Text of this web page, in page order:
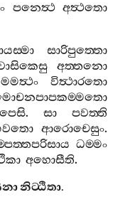
පනෙත්‍ථ අත්‍ථතො
සාරිපුත‍්තො
අත‍්තනො
විත්‍ථාරතො
. සා
පවත‍්ති
ආරොචෙසුං.
ධම‍්මං
අහොසීති.
නිට‍්ඨිතා.